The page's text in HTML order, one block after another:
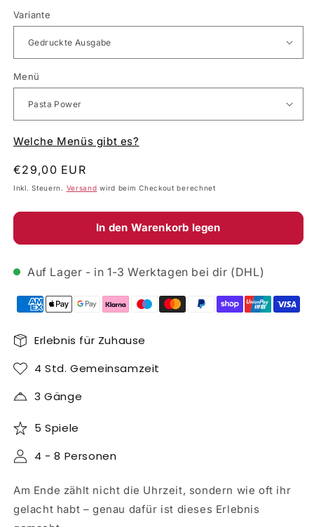
Variante
Menü
Welche Menüs gibt es?
Normaler
Preis
€29,00 EUR
Inkl. Steuern. Versand wird beim Checkout berechnet
In den Warenkorb legen
Auf Lager - in 1-3 Werktagen bei dir (DHL)
Erlebnis für Zuhause
4 Std. Gemeinsamzeit
3 Gänge
5 Spiele
4 - 8 Personen
Am Ende zählt nicht die Uhrzeit, sondern wie oft ihr
gelacht habt – genau dafür ist dieses Erlebnis